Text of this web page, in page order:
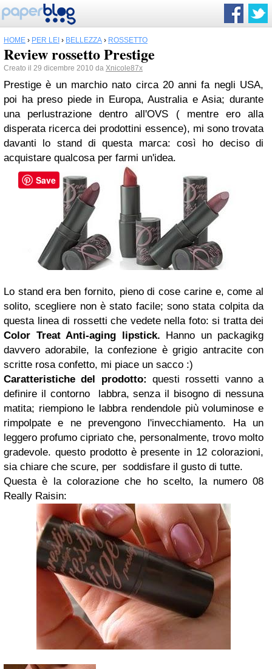
HOME › PER LEI › BELLEZZA › ROSSETTO
Review rossetto Prestige
Creato il 29 dicembre 2010 da Xnicole87x
Prestige è un marchio nato circa 20 anni fa negli USA,
poi ha preso piede in Europa, Australia e Asia; durante
una perlustrazione dentro all'OVS ( mentre ero alla
disperata ricerca dei prodottini essence), mi sono trovata
davanti lo stand di questa marca: così ho deciso di
acquistare qualcosa per farmi un'idea.
Lo stand era ben fornito, pieno di cose carine e, come al
solito, scegliere non è stato facile; sono stata colpita da
questa linea di rossetti che vedete nella foto: si tratta dei
Color Treat Anti-aging lipstick. Hanno un packagikg
davvero adorabile, la confezione è grigio antracite con
scritte rosa confetto, mi piace un sacco :)
Caratteristiche del prodotto: questi rossetti vanno a
definire il contorno labbra, senza il bisogno di nessuna
matita; riempiono le labbra rendendole più voluminose e
rimpolpate e ne prevengono l'invecchiamento. Ha un
leggero profumo cipriato che, personalmente, trovo molto
gradevole. questo prodotto è presente in 12 colorazioni,
sia chiare che scure, per soddisfare il gusto di tutte.
Questa è la colorazione che ho scelto, la numero 08
Really Raisin:
Save